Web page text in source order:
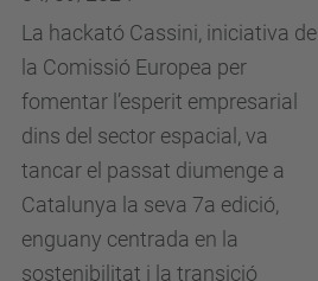
La hackató Cassini, iniciativa de
la Comissió Europea per
fomentar l’esperit empresarial
dins del sector espacial, va
tancar el passat diumenge a
Catalunya la seva 7a edició,
enguany centrada en la
sostenibilitat i la transició